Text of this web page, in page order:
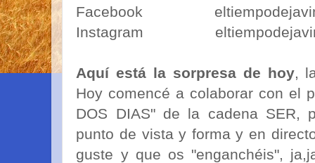
Facebook
Instagram
Aquí está la sorpresa de hoy,
Hoy comencé a colaborar con el
DOS DIAS" de la cadena SER,
punto de vista y forma y en
guste y que os "enganchéis",